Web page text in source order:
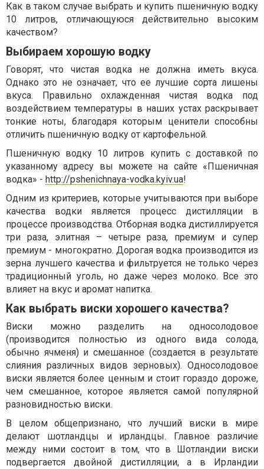
Как в таком случае выбрать и купить пшеничную водку
10 литров, отличающуюся действительно высоким
качеством?
Выбираем хорошую водку
Говорят, что чистая водка не должна иметь вкуса.
Однако это не означает, что ее лучшие сорта лишены
вкуса. Правильно охлажденная чистая водка под
воздействием температуры в наших устах раскрывает
тонкие ноты, благодаря которым ценители способны
отличить пшеничную водку от картофельной.
Пшеничную водку 10 литров купить с доставкой по
указанному адресу вы можете на сайте «Пшеничная
водка» - http://pshenichnaya-vodka.kyiv.ua!
Одним из критериев, которые учитываются при выборе
качества водки является процесс дистилляции в
процессе производства. Отборная водка дистиллируется
три раза, элитная – четыре раза, премиум и супер
премиум - многократно. Дорогая водка производится из
зерна лучшего качества и фильтруется не только через
традиционный уголь, но даже через молоко. Все это
влияет на вкус и аромат напитка.
Как выбрать виски хорошего качества?
Виски можно разделить на односолодовое
(производится полностью из одного вида солода,
обычно ячменя) и смешанное (создается в результате
слияния различных видов зерновых). Односолодовое
виски является более ценным и стоит гораздо дороже,
чем смешанное, которое является самой популярной
разновидностью виски.
В целом общепризнано, что лучший виски в мире
делают шотландцы и ирландцы. Главное различие
между ними состоит в том, что в Шотландии виски
подвергается двойной дистилляции, а в Ирландии